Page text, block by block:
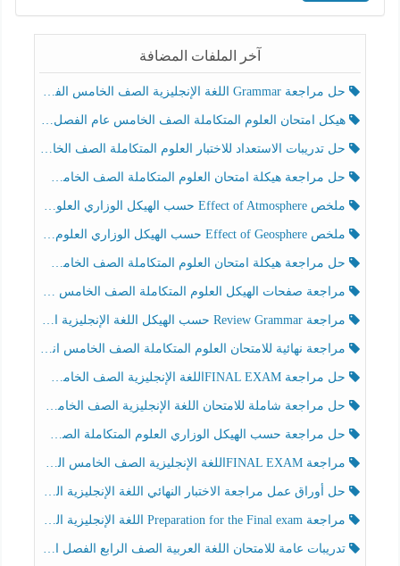
آخر الملفات المضافة
حل مراجعة Grammar اللغة الإنجليزية الصف الخامس الفصل الثالث
هيكل امتحان العلوم المتكاملة الصف الخامس عام الفصل الدراسي الثالث 2025-2026
حل تدريبات الاستعداد للاختبار العلوم المتكاملة الصف الخامس عام الفصل الثالث
حل مراجعة هيكلة امتحان العلوم المتكاملة الصف الخامس انسبير الفصل الثالث
ملخص Effect of Atmosphere حسب الهيكل الوزاري العلوم المتكاملة الصف الخامس انسبير الفصل الثالث
ملخص Effect of Geosphere حسب الهيكل الوزاري العلوم المتكاملة الصف الخامس انسبير الفصل الثالث
حل مراجعة هيكلة امتحان العلوم المتكاملة الصف الخامس عام الفصل الثالث
مراجعة صفحات الهيكل العلوم المتكاملة الصف الخامس انسبير الفصل الثالث
مراجعة Review Grammar حسب الهيكل اللغة الإنجليزية الصف الخامس الفصل الثالث
مراجعة نهائية للامتحان العلوم المتكاملة الصف الخامس انسبير الفصل الثالث
حل مراجعة FINAL EXAMاللغة الإنجليزية الصف الخامس الفصل الثالث
حل مراجعة شاملة للامتحان اللغة الإنجليزية الصف الخامس الفصل الثالث
حل مراجعة حسب الهيكل الوزاري العلوم المتكاملة الصف الخامس عام الفصل الثالث
مراجعة FINAL EXAMاللغة الإنجليزية الصف الخامس الفصل الثالث
حل أوراق عمل مراجعة الاختبار النهائي اللغة الإنجليزية الصف الرابع الفصل الثالث
مراجعة Preparation for the Final exam اللغة الإنجليزية الصف الرابع الفصل الثالث
تدريبات عامة للامتحان اللغة العربية الصف الرابع الفصل الثالث